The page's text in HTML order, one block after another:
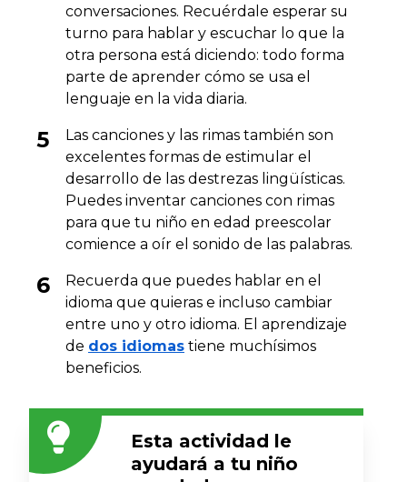
conversaciones. Recuérdale esperar su
turno para hablar y escuchar lo que la
otra persona está diciendo: todo forma
parte de aprender cómo se usa el
lenguaje en la vida diaria.
Las canciones y las rimas también son
excelentes formas de estimular el
desarrollo de las destrezas lingüísticas.
Puedes inventar canciones con rimas
para que tu niño en edad preescolar
comience a oír el sonido de las palabras.
Recuerda que puedes hablar en el
idioma que quieras e incluso cambiar
entre uno y otro idioma. El aprendizaje
de dos idiomas tiene muchísimos
beneficios.
Esta actividad le
ayudará a tu niño